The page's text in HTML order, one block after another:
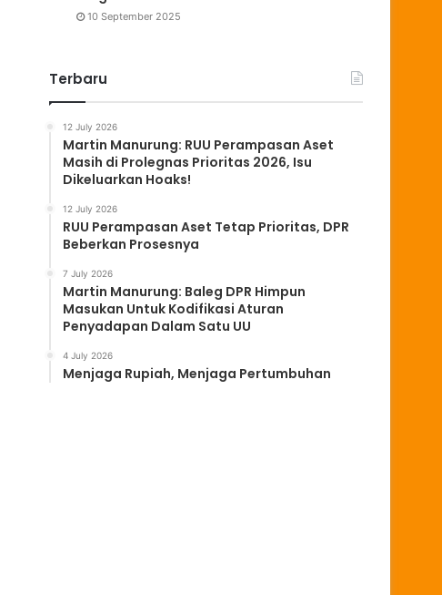
10 September 2025
Terbaru
12 July 2026
Martin Manurung: RUU Perampasan Aset
Masih di Prolegnas Prioritas 2026, Isu
Dikeluarkan Hoaks!
12 July 2026
RUU Perampasan Aset Tetap Prioritas, DPR
Beberkan Prosesnya
7 July 2026
Martin Manurung: Baleg DPR Himpun
Masukan Untuk Kodifikasi Aturan
Penyadapan Dalam Satu UU
4 July 2026
Menjaga Rupiah, Menjaga Pertumbuhan